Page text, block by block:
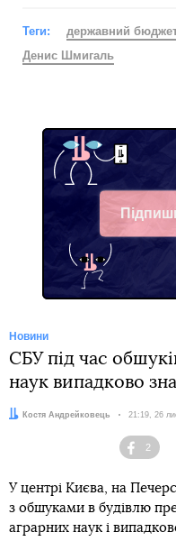
Теги: державний
Денис Шмигаль
Telegram
Новини
СБУ під час
наук випадково
Автор:Костя Андрейковець Дата:
21:19, 26
2
У центрі Києва, на
з обшуками в будівлю
аграрних наук і